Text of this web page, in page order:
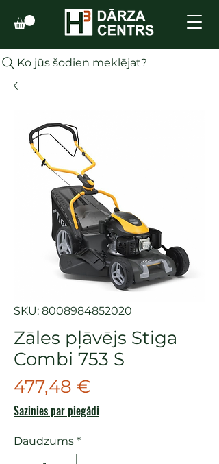
Ko jūs šodien meklējat?
SKU: 8008984852020
Zāles pļāvējs Stiga
Combi 753 S
477,48 €
Sazinies par piegādi
Daudzums *